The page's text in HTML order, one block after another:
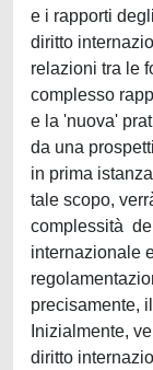
e i rapporti
diritto
relazioni tra le
complesso
e la 'nuova'
da una
in prima
tale scopo,
complessità
internazionale
precisamente,
Inizialmente,
diritto